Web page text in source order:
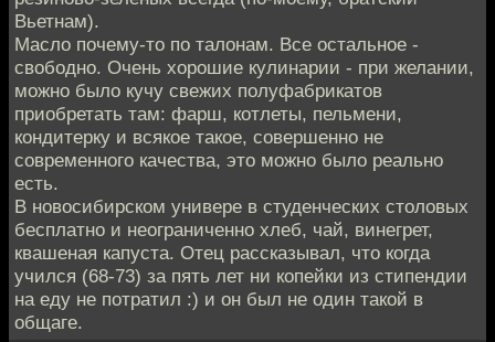
Вьетнам).
Масло почему-то по талонам. Все остальное -
свободно. Очень хорошие кулинарии - при желании,
можно было кучу свежих полуфабрикатов
приобретать там: фарш, котлеты, пельмени,
кондитерку и всякое такое, совершенно не
современного качества, это можно было реально
есть.
В новосибирском универе в студенческих столовых
бесплатно и неограниченно хлеб, чай, винегрет,
квашеная капуста. Отец рассказывал, что когда
учился (68-73) за пять лет ни копейки из стипендии
на еду не потратил :) и он был не один такой в
общаге.